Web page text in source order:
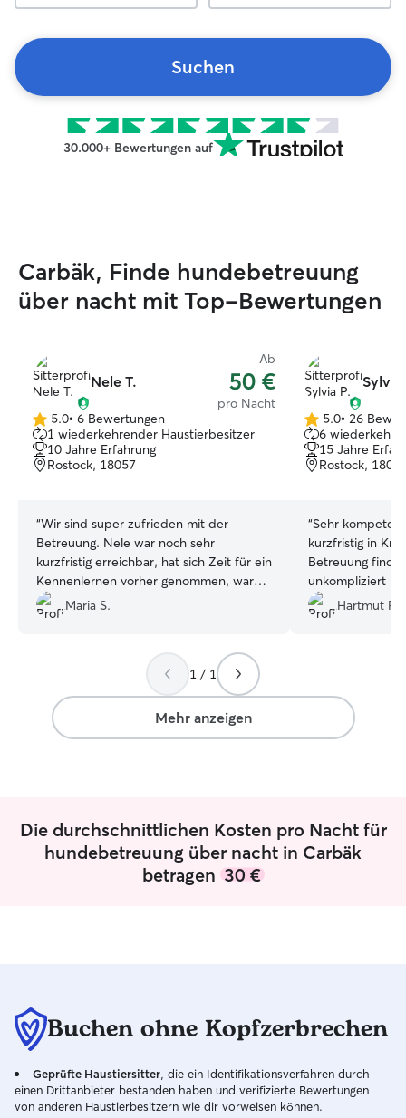
Suchen
30.000+ Bewertungen auf
Carbäk, Finde hundebetreuung
über nacht mit Top-Bewertungen
Nele T.
Ab
50 €
pro Nacht
5.0
von
5
Sternen
5.0• 6 Bewertungen
1 wiederkehrender Haustierbesitzer
10 Jahre Erfahrung
Rostock, 18057
“Wir sind super zufrieden mit der
Betreuung. Nele war noch sehr
kurzfristig erreichbar, hat sich Zeit für ein
Kennenlernen vorher genommen, war
super schnell im Antworten und hat uns
auch regelmäßig Bilder und Updates
sehr freundlich, transparent und
kompetent. Unser Hund hatte eine tolle
Zeit, weil sie sich viel Zeit für Ausflüge
und Kuscheleinheiten genommen hat.
Und wir einen dadurch einen Urlaub
Maria S.
Sylvia
5.0
von
5
Sternen
5.0• 26
6
15 Jahre
Rostock,
“Sehr
kurzfristig in
Betreuung
unkompliziert
Ein kurzes
gezeigt, dass
Hartmut P.
1 / 1
Mehr anzeigen
Die durchschnittlichen Kosten pro Nacht für
hundebetreuung über nacht in Carbäk
betragen 30 €
Buchen ohne Kopfzerbrechen
Geprüfte Haustiersitter , die ein Identifikationsverfahren durch
einen Drittanbieter bestanden haben und verifizierte Bewertungen
von anderen Haustierbesitzern wie dir vorweisen können.